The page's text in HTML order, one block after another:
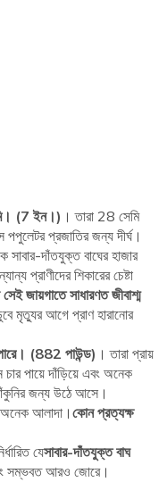
(7 ইন।) । তারা 28 সেমি
প্রজাতির জন্য দীর্ঘ।
সাবার-দাঁতযুক্ত বাঘের হাজার
প্রাণীদের শিকারের চেষ্টা
সেই জায়গাতে সাধারণত জীবাশ্ম
মৃত্যুর আগে প্রাণ হারানোর
(882 পাউন্ড) । তারা প্রায়
পায়ে দাঁড়িয়ে এবং অনেক
জন্য উঠে আসে।
অনেক আলাদা। কোন প্রত্যক্ষ
যেসাবার-দাঁতযুক্ত বাঘ
সম্ভবত আরও জোরে।